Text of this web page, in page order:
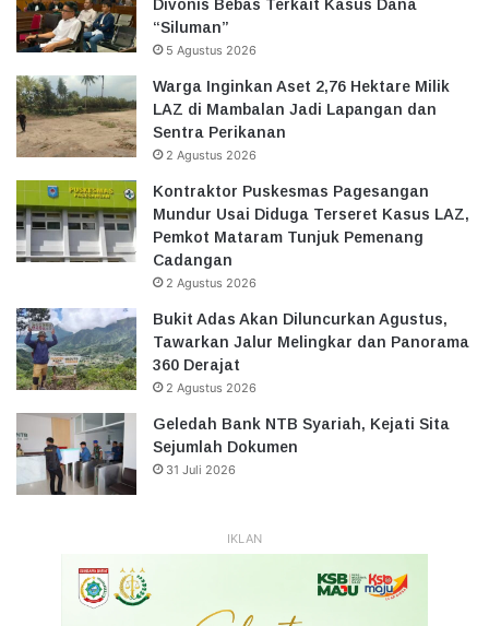
Divonis Bebas Terkait Kasus Dana
“Siluman”
5 Agustus 2026
Warga Inginkan Aset 2,76 Hektare Milik
LAZ di Mambalan Jadi Lapangan dan
Sentra Perikanan
2 Agustus 2026
Kontraktor Puskesmas Pagesangan
Mundur Usai Diduga Terseret Kasus LAZ,
Pemkot Mataram Tunjuk Pemenang
Cadangan
2 Agustus 2026
Bukit Adas Akan Diluncurkan Agustus,
Tawarkan Jalur Melingkar dan Panorama
360 Derajat
2 Agustus 2026
Geledah Bank NTB Syariah, Kejati Sita
Sejumlah Dokumen
31 Juli 2026
IKLAN